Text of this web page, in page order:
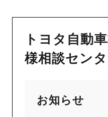
トヨタ自動
様相談セン
お知らせ